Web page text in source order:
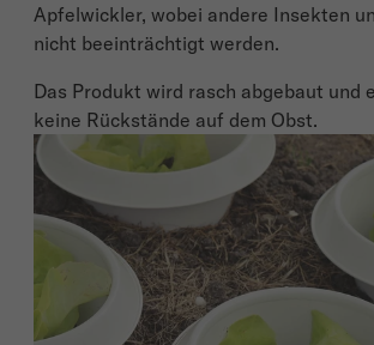
Apfelwickler, wobei andere Insekten
nicht beeinträchtigt werden.
Das Produkt wird rasch abgebaut und
keine Rückstände auf dem Obst.